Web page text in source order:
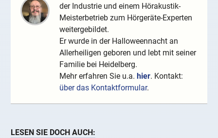
der Industrie und einem Hörakustik-
Meisterbetrieb zum Hörgeräte-Experten
weitergebildet.
Er wurde in der Halloweennacht an
Allerheiligen geboren und lebt mit seiner
Familie bei Heidelberg.
Mehr erfahren Sie u.a. hier. Kontakt:
über das Kontaktformular.
LESEN SIE DOCH AUCH: